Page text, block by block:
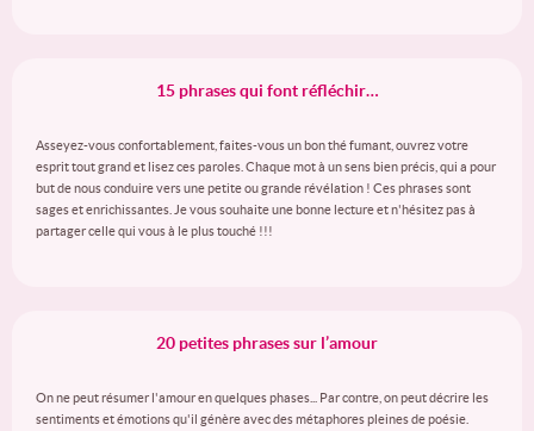
15 phrases qui font réfléchir…
Asseyez-vous confortablement, faites-vous un bon thé fumant, ouvrez votre
esprit tout grand et lisez ces paroles. Chaque mot à un sens bien précis, qui a pour
but de nous conduire vers une petite ou grande révélation ! Ces phrases sont
sages et enrichissantes. Je vous souhaite une bonne lecture et n'hésitez pas à
partager celle qui vous à le plus touché !!!
20 petites phrases sur l’amour
On ne peut résumer l'amour en quelques phases... Par contre, on peut décrire les
sentiments et émotions qu'il génère avec des métaphores pleines de poésie.